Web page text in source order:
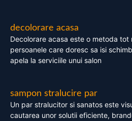
decolorare acasa
Decolorare acasa este o metoda tot
persoanele care doresc sa isi
apela la serviciile unui salon
sampon stralucire par
Un par stralucitor si sanatos este
cautarea unor solutii eficiente,